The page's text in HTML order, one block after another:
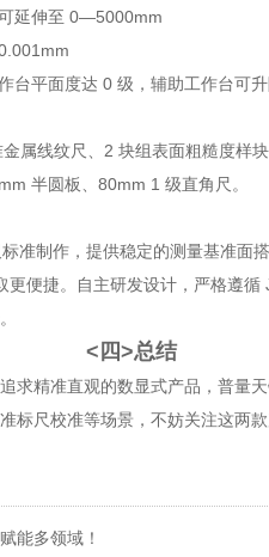
延伸至 0—5000mm
台平面度达 0 级，辅助工作台可
属线纹尺、2 块组表面粗糙度样
半圆板、80mm 1 级直角尺。
准制作，提供稳定的测量基准面
便捷。自主研发设计，严格遵
<四>总结
求精准直观的数显式产品，普量
标尺校准等场景，不妨关注这两
能多领域！